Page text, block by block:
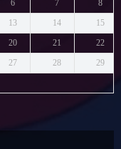
6 7
8
13 14
15
20 21
22
27 28
29